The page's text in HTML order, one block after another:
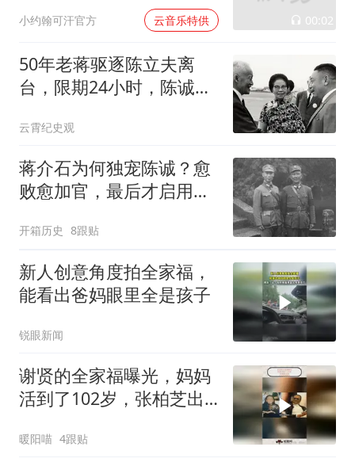
小约翰可汗官方 云音乐特供 00:02
50年老蒋驱逐陈立夫离
台，限期24小时，陈诚死
云霄纪史观
蒋介石为何独宠陈诚？愈
败愈加官，最后才启用白
开箱历史 8跟贴
新人创意角度拍全家福，
能看出爸妈眼里全是孩子
锐眼新闻
谢贤的全家福曝光，妈妈
活到了102岁，张柏芝出
暖阳喵 4跟贴